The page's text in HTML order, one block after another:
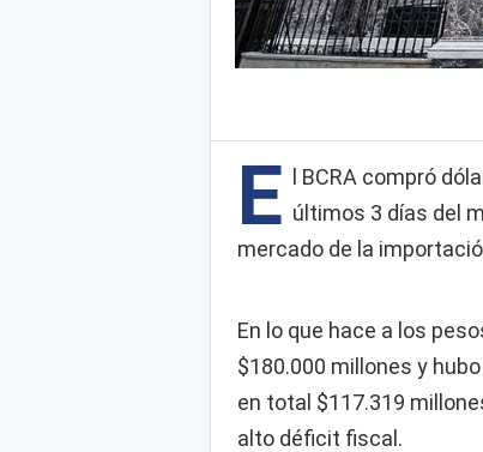
E
l BCRA compró
últimos 3 días del
mercado de la
En lo que hace a los
$180.000 millones y
en total $117.319
alto déficit fiscal.